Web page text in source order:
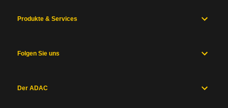
Produkte & Services
Folgen Sie uns
Der ADAC